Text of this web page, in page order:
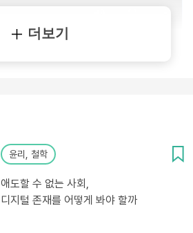
더보기
윤리, 철학
애도할 수 없는 사회,
디지털 존재를 어떻게 봐야 할까